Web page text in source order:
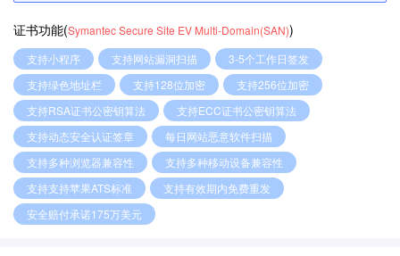
证书功能(Symantec Secure Site EV Multi-Domain(SAN))
支持小程序 支持网站漏洞扫描
3-5个工作日签发
支持绿色地址栏
支持128位加密
支持256位加密
支持RSA证书公密钥算法
支持ECC证书公密钥算法
支持动态安全认证签章
每日网站恶意软件扫描
支持多种浏览器兼容性
支持多种移动设备兼容性
支持支持苹果ATS标准
支持有效期内免费重发
安全赔付承诺175万美元